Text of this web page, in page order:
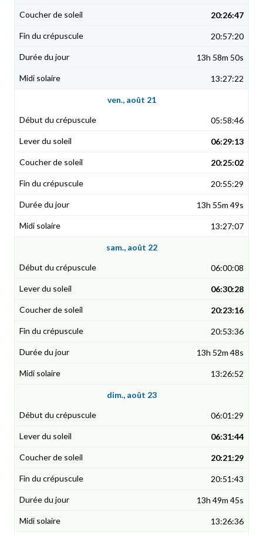
20:26:47
20:57:20
13h 58m 50s
13:27:22
ven., août 21
05:58:46
06:29:13
20:25:02
20:55:29
13h 55m 49s
13:27:07
sam., août 22
06:00:08
06:30:28
20:23:16
20:53:36
13h 52m 48s
13:26:52
dim., août 23
06:01:29
06:31:44
20:21:29
20:51:43
13h 49m 45s
13:26:36